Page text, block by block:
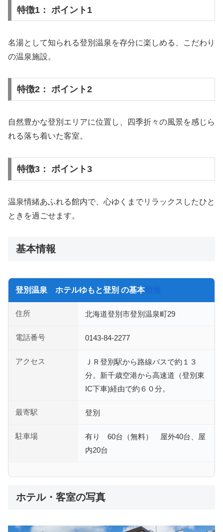
特徴1： ポイント1
名湯として知られる登別温泉を存分に楽しめる、こだわり
の温泉施設。
特徴2： ポイント2
自然豊かな登別エリアに位置し、四季折々の風景を感じら
れる落ち着いた客室。
特徴3： ポイント3
温泉情緒あふれる館内で、心ゆくまでリラックスしたひと
ときを過ごせます。
基本情報
登別温泉 ホテルゆもと登別 の基本情報
住所 北海道登別市登別温泉町29
電話番号 0143-84-2277
アクセス
ＪＲ登別駅から路線バスで約１３
分。新千歳空港から高速道（登別東
IC下車)経由で約６０分。
最寄駅 登別
駐車場
有り 60台（無料） 屋外40台、屋
内20台
ホテル・客室の写真